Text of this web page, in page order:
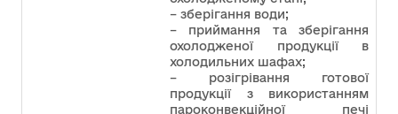
– зберігання води;
– приймання та зберігання
охолодженої продукції в
холодильних шафах;
– розігрівання готової
продукції з використанням
пароконвекційної печі